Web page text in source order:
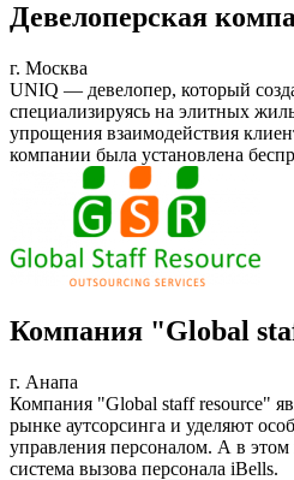
Девелоперская
г. Москва
UNIQ — девелопер, который
специализируясь на элитных
упрощения взаимодействия
компании была установлена
Компания "Global
г. Анапа
Компания "Global staff resource"
рынке аутсорсинга и уделяют
управления персоналом. А в
система вызова персонала iBells.